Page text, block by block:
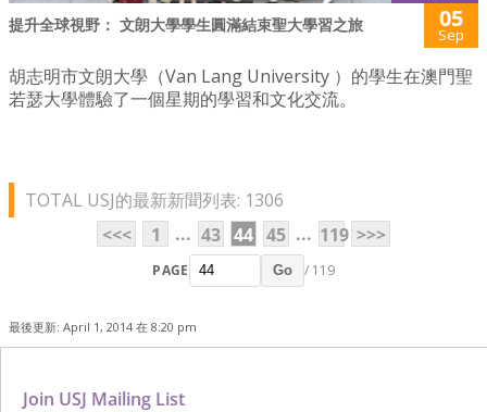
提升全球視野： 文朗大學學生圓滿結束聖大學習之旅 05
Sep
胡志明市文朗大學（Van Lang University ）的學生在澳門聖
若瑟大學體驗了一個星期的學習和文化交流。
TOTAL USJ的最新新聞列表: 1306
<<<
1 ... 43 44 45 ... 119 >>>
PAGE Go / 119
最後更新: April 1, 2014 在 8:20 pm
Join USJ Mailing List